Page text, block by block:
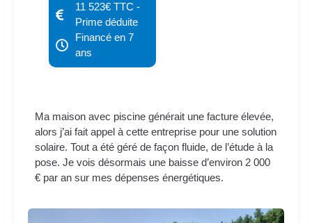
11 523€ TTC -
Prime déduite
Financé en 7
ans
Ma maison avec piscine générait une facture élevée,
alors j’ai fait appel à cette entreprise pour une solution
solaire. Tout a été géré de façon fluide, de l’étude à la
pose. Je vois désormais une baisse d’environ 2 000
€ par an sur mes dépenses énergétiques.